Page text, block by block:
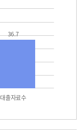
대출자료수
36.7